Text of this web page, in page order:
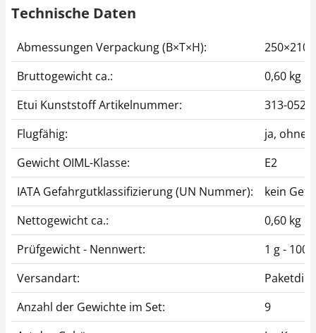
Technische Daten
Abmessungen Verpackung (B×T×H):
Bruttogewicht ca.:
0,60 kg
Etui Kunststoff Artikelnummer:
313-052-
Flugfähig:
ja, ohne
Gewicht OIML-Klasse:
E2
IATA Gefahrgutklassifizierung (UN Nummer):
kein
Nettogewicht ca.:
0,60 kg
Prüfgewicht - Nennwert:
1 g - 100
Versandart:
Anzahl der Gewichte im Set:
9